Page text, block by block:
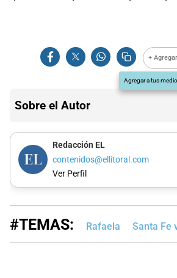
+
Agregar a tus
Sobre el Autor
Redacción EL
contenidos@ellitoral.com
Ver Perfil
#TEMAS: Rafaela Santa Fe